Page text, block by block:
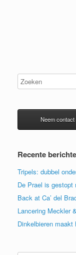
Neem contact
Recente
Tripels: dubbel
De Prael is gestopt
Back at Ca’ del
Lancering Meckler
Dinkelbieren